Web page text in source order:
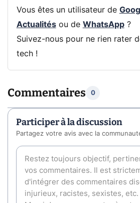
Vous êtes un utilisateur de
Actualitésou de WhatsApp?
Suivez-nous pour ne rien rater
tech !
Commentaires 0
Participer à la discussion
Partagez votre avis avec la